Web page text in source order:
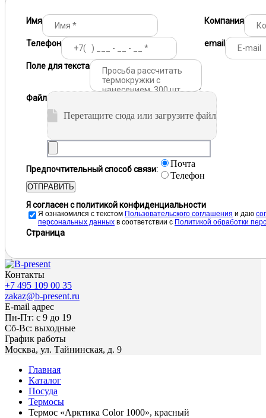
Имя Компания
Телефон email
Поле для текста
Файл
Перетащите сюда или загрузите файл
Предпочтительный способ связи:
Почта
Телефон
ОТПРАВИТЬ
Я согласен с политикой конфиденциальности
Я ознакомился с текстом Пользовательского соглашения и даю
персональных данных в соответствии с Политикой обработки
Страница
Контакты
+7 495 109 00 35
zakaz@b-present.ru
E-mail адрес
Пн-Пт: с 9 до 19
Сб-Вс: выходные
График работы
Москва, ул. Тайнинская, д. 9
Главная
Каталог
Посуда
Термосы
Термос «Арктика Color 1000», красный